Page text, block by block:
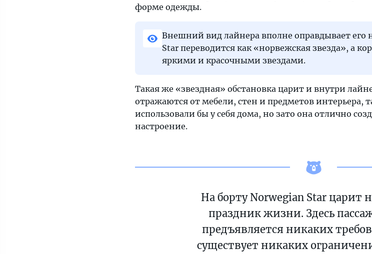
форме одежды.
Внешний вид лайнера вполне оправдывает его
Star переводится как «норвежская звезда», а
яркими и красочными звездами.
Такая же «звездная» обстановка царит и внутри
отражаются от мебели, стен и предметов интерьера,
использовали бы у себя дома, но зато она отлично
настроение.
На борту Norwegian Star царит
праздник жизни. Здесь
предъявляется никаких
существует никаких